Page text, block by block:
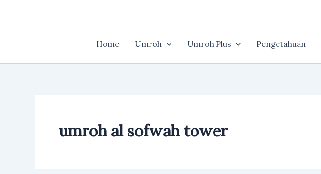
Home Umroh Umroh Plus Pengetahuan
umroh al sofwah tower